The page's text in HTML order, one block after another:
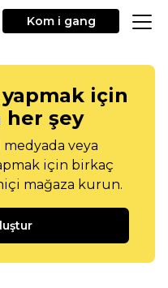
Kom i gang
için
her şey
veya
için birkaç
mağaza kurun.